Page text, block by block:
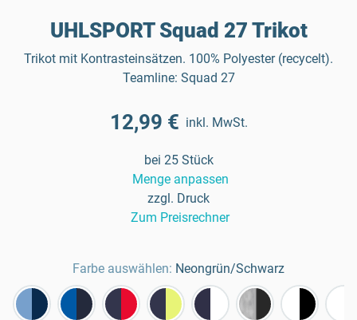
UHLSPORT Squad 27 Trikot
Trikot mit Kontrasteinsätzen. 100% Polyester (recycelt).
Teamline: Squad 27
12,99 € inkl. MwSt.
bei 25 Stück
Menge anpassen
zzgl. Druck
Zum Preisrechner
Farbe auswählen: Neongrün/Schwarz